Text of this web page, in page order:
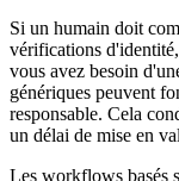
Si un humain doit
vérifications
vous avez besoin
génériques peuvent
responsable. Cela
un délai de mise en
Les workflows basés